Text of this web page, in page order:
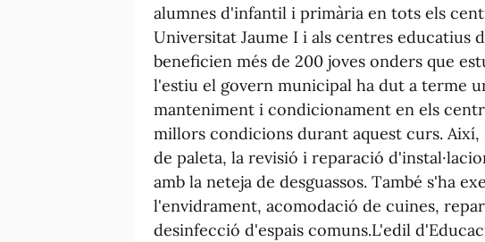
alumnes d'infantil i primària en tots els
Universitat Jaume I i als centres educatius
beneficien més de 200 joves onders que
l'estiu el govern municipal ha dut a terme
manteniment i condicionament en els
millors condicions durant aquest curs.
de paleta, la revisió i reparació
amb la neteja de desguassos. També s'ha
l'envidrament, acomodació de cuines,
desinfecció d'espais comuns.L'edil